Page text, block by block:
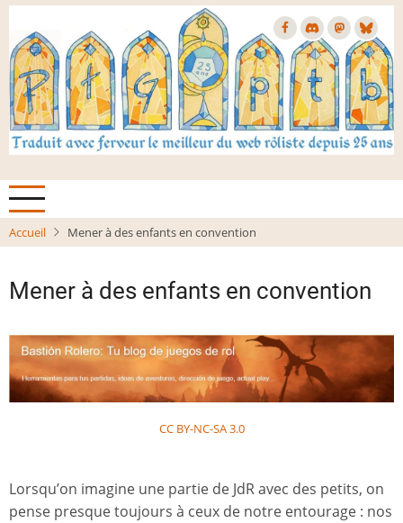
Aller
contenu
principal
Accueil Mener à des enfants en convention
Mener à des enfants en convention
CC BY-NC-SA 3.0
Lorsqu’on imagine une partie de JdR avec des petits, on
pense presque toujours à ceux de notre entourage : nos